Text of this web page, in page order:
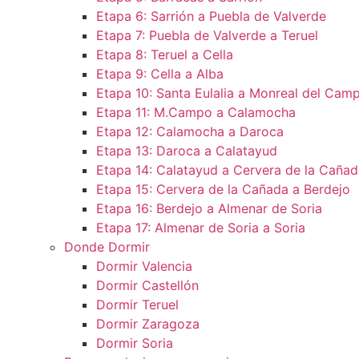
Etapa 6: Sarrión a Puebla de Valverde
Etapa 7: Puebla de Valverde a Teruel
Etapa 8: Teruel a Cella
Etapa 9: Cella a Alba
Etapa 10: Santa Eulalia a Monreal del
Etapa 11: M.Campo a Calamocha​
Etapa 12: Calamocha a Daroca ​
Etapa 13: Daroca a Calatayud
Etapa 14: Calatayud a Cervera de la
Etapa 15: Cervera de la Cañada a Berdejo
Etapa 16: Berdejo a Almenar de Soria
Etapa 17: Almenar de Soria a Soria ​
Donde Dormir
Dormir Valencia
Dormir Castellón
Dormir Teruel
Dormir Zaragoza
Dormir Soria